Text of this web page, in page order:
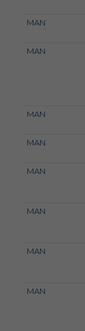
MAN
MAN
MAN
MAN
MAN
MAN
MAN
MAN